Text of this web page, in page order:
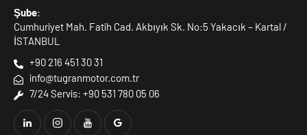
Şube:
Cumhuriyet Mah. Fatih Cad. Akbıyık Sk. No:5 Yakacık – Kartal /
İSTANBUL
+90 216 451 30 31
info@tugranmotor.com.tr
7/24 Servis: +90 531 780 05 06